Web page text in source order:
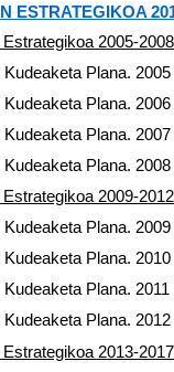
ESTRATEGIKOA
Estrategikoa 2005-2008
Kudeaketa Plana. 2005
Kudeaketa Plana. 2006
Kudeaketa Plana. 2007
Kudeaketa Plana. 2008
Estrategikoa 2009-2012
Kudeaketa Plana. 2009
Kudeaketa Plana. 2010
Kudeaketa Plana. 2011
Kudeaketa Plana. 2012
Estrategikoa 2013-2017